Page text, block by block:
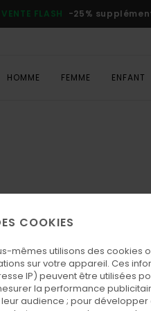
VENTE FLASH -25%
HOMME FEMME ENFANT
COOKIES
mêmes utilisons des
sur votre appareil. Ces
IP) peuvent être utilisées
la performance
audience ; pour